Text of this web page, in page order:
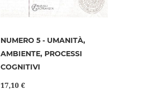
NUMERO 5 - UMANITÀ,
AMBIENTE, PROCESSI
COGNITIVI
17,10 €